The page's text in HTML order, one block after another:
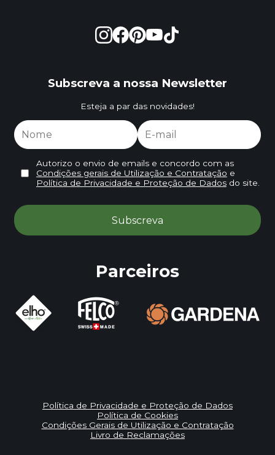
Subscreva a nossa Newsletter
Esteja a par das novidades!
Autorizo o envio de emails e concordo com as
Condições gerais de Utilização e Contratação e
Política de Privacidade e Proteção de Dadosdo site.
Parceiros
Política de Privacidade e Proteção de Dados
Política de Cookies
Condições Gerais de Utilização e Contratação
Livro de Reclamações